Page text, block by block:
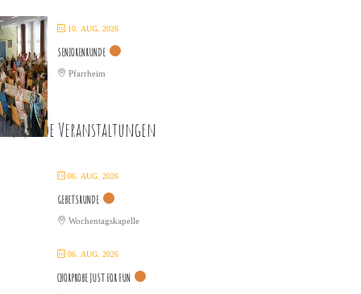
10. AUG. 2026
SENIORENRUNDE
Pfarrheim
Veranstaltungen
06. AUG. 2026
GEBETSRUNDE
Wochentagskapelle
06. AUG. 2026
CHORPROBE JUST FOR FUN